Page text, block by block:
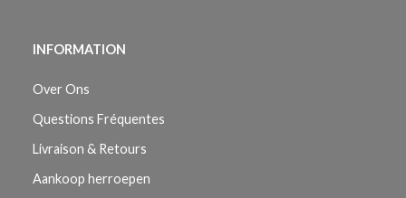
INFORMATION
Over Ons
Questions Fréquentes
Livraison & Retours
Aankoop herroepen